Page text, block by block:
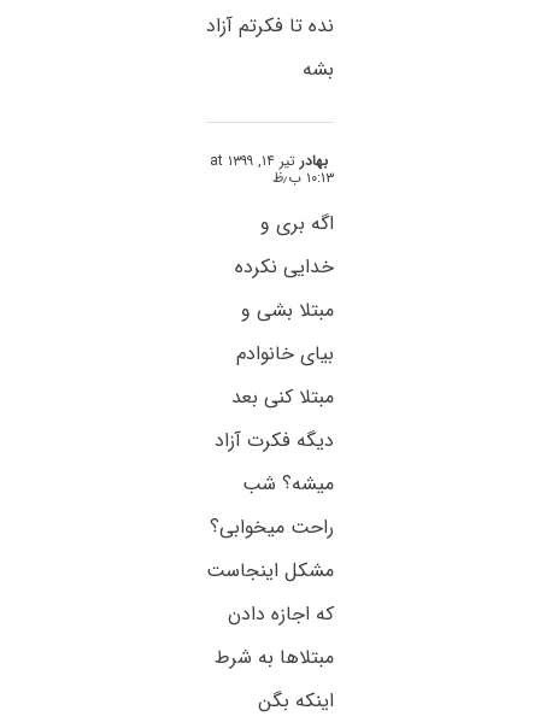
نده تا فکرتم آزاد
بشه
بهادر تیر ۱۴, ۱۳۹۹ at
۱۰:۱۳ ب٫ظ
اگه بری و
خدایی نکرده
مبتلا بشی و
بیای خانوادم
مبتلا کنی بعد
دیگه فکرت آزاد
میشه؟ شب
راحت میخوابی؟
مشکل اینجاست
که اجازه دادن
مبتلاها به شرط
اینکه بگن